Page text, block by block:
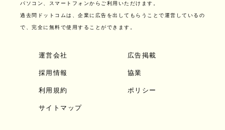
パソコン、スマートフォンからご利用いただけます。
過去問ドットコムは、企業に広告を出してもらうことで運営しているの
で、完全に無料で使用することができます。
運営会社 広告掲載
採用情報 協業
利用規約 ポリシー
サイトマップ